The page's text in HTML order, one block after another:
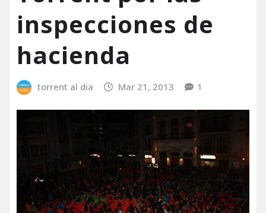
inspecciones de
hacienda
torrent al dia Mar 21, 2013 1